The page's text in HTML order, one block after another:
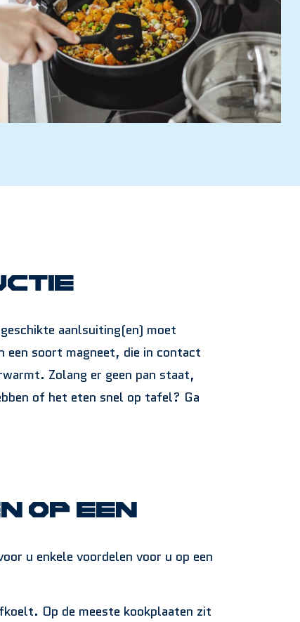
aanlsuiting(en) moet
een soort magneet, die in contact
Zolang er geen pan staat,
of het eten snel op tafel? Ga
op een
u enkele voordelen voor u op een
Op de meeste kookplaaten zit